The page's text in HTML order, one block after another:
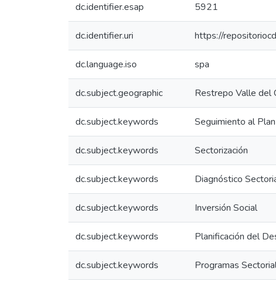
dc.identifier.esap 5921
dc.identifier.uri https://
dc.language.iso spa
dc.subject.geographic Restrepo Valle del
dc.subject.keywords Seguimiento al Plan
dc.subject.keywords Sectorización
dc.subject.keywords Diagnóstico
dc.subject.keywords Inversión Social
dc.subject.keywords Planificación del
dc.subject.keywords Programas